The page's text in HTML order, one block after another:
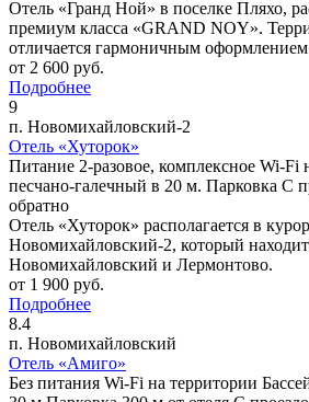
Отель «Гранд Ной» в поселке Пляхо,
премиум класса «GRAND NOY».
отличается гармоничным
от 2 600 руб.
Подробнее
9
п. Новомихайловский-2
Отель «Хуторок»
Питание 2-разовое, комплексное Wi-Fi
песчано-галечный в 20 м. Парковка C
обратно
Отель «Хуторок» располагается в
Новомихайловский-2, который
Новомихайловский и Лермонтово.
от 1 900 руб.
Подробнее
8.4
п. Новомихайловский
Отель «Амиго»
Без питания Wi-Fi на территории